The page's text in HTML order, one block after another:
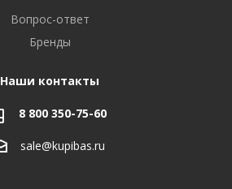
Вопрос-ответ
Бренды
Наши контакты
8 800 350-75-60
sale@kupibas.ru